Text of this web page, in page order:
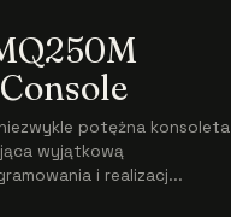
potężna konsoleta
wyjątkową
i realizacj...